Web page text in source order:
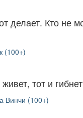
делает. Кто не
(100+)
тот и
Винчи (100+)